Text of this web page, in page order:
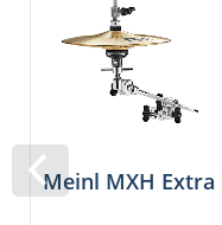
Meinl MXH